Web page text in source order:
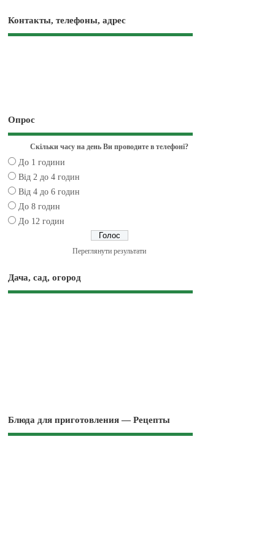
Контакты, телефоны, адрес
Опрос
Скільки часу на день Ви проводите в телефоні?
До 1 години
Від 2 до 4 годин
Від 4 до 6 годин
До 8 годин
До 12 годин
Переглянути результати
Дача, сад, огород
Блюда для приготовления — Рецепты